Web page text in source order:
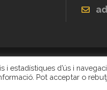
2020 - UNIÓ DE
i estadístiques d’ús i
Pot acceptar o